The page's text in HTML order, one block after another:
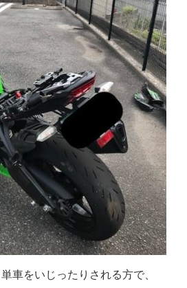
車をいじったりされる方で、